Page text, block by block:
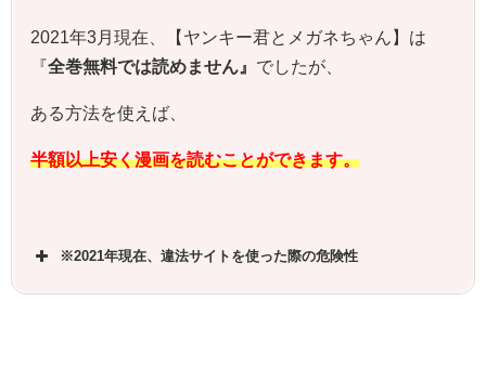
2021年3月現在、【ヤンキー君とメガネちゃん】は
『全巻無料では読めません』 でしたが、
ある方法を使えば、
半額以上安く漫画を読むことができます。
※2021年現在、違法サイトを使った際の危険性